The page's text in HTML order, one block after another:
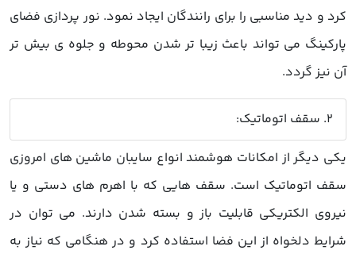
کرد و دید مناسبی را برای رانندگان ایجاد نمود. نور پردازی فضای
پارکینگ می تواند باعث زیبا تر شدن محوطه و جلوه ی بیش تر
آن نیز گردد.
2. سقف اتوماتیک:
یکی دیگر از امکانات هوشمند انواع سایبان ماشین های امروزی
سقف اتوماتیک است. سقف هایی که با اهرم های دستی و یا
نیروی الکتریکی قابلیت باز و بسته شدن دارند. می توان در
شرایط دلخواه از این فضا استفاده کرد و در هنگامی که نیاز به